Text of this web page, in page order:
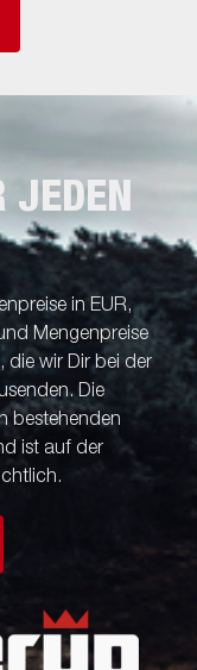
JEDEN
in EUR,
Mengenpreise
die wir Dir bei der
Die
bestehenden
ist auf der